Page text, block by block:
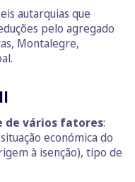
autarquias que
pelo agregado
Montalegre,
de vários fatores:
económica do
à isenção), tipo de